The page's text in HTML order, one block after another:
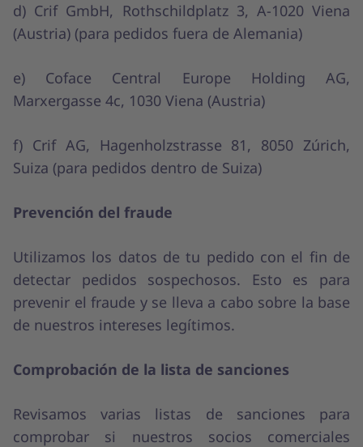
d) Crif GmbH, Rothschildplatz 3, A-1020 Viena
(Austria) (para pedidos fuera de Alemania)
e) Coface Central Europe Holding AG,
Marxergasse 4c, 1030 Viena (Austria)
f) Crif AG, Hagenholzstrasse 81, 8050 Zúrich,
Suiza (para pedidos dentro de Suiza)
Prevención del fraude
Utilizamos los datos de tu pedido con el fin de
detectar pedidos sospechosos. Esto es para
prevenir el fraude y se lleva a cabo sobre la base
de nuestros intereses legítimos.
Comprobación de la lista de sanciones
Revisamos varias listas de sanciones para
comprobar si nuestros socios comerciales